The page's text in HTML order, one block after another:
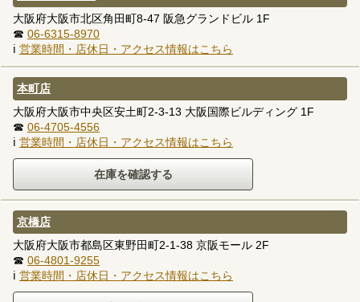
大阪府大阪市北区角田町8-47 阪急グランドビル 1F
☎ 06-6315-8970
ℹ 営業時間・店休日・アクセス情報はこちら
本町店
大阪府大阪市中央区安土町2-3-13 大阪国際ビルディング 1F
☎ 06-4705-4556
ℹ 営業時間・店休日・アクセス情報はこちら
京橋店
大阪府大阪市都島区東野田町2-1-38 京阪モール 2F
☎ 06-4801-9255
ℹ 営業時間・店休日・アクセス情報はこちら